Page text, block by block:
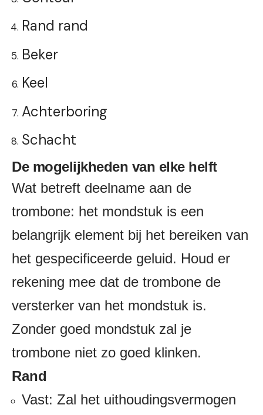
Rand rand
Beker
Keel
Achterboring
Schacht
De mogelijkheden van elke helft
Wat betreft deelname aan de
trombone: het mondstuk is een
belangrijk element bij het bereiken van
het gespecificeerde geluid. Houd er
rekening mee dat de trombone de
versterker van het mondstuk is.
Zonder goed mondstuk zal je
trombone niet zo goed klinken.
Rand
Vast: Zal ​​het uithoudingsvermogen